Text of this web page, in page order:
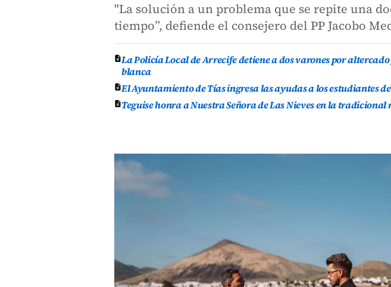
"La solución a un problema que se repite una
tiempo”, defiende el consejero del PP Jacobo
La Policía Local de Arrecife detiene a dos varones por
blanca
El Ayuntamiento de Tías ingresa las ayudas a los estudiantes
Teguise honra a Nuestra Señora de Las Nieves en la